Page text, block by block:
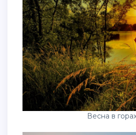
Весна в